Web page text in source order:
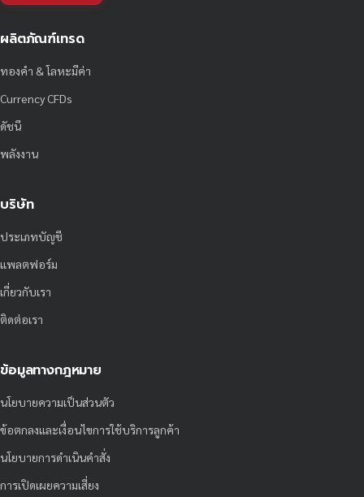
ผลิตภัณฑ์เทรด
ทองคำ & โลหะมีค่า
Currency CFDs
ดัชนี
พลังงาน
บริษัท
ประเภทบัญชี
แพลตฟอร์ม
เกี่ยวกับเรา
ติดต่อเรา
ข้อมูลทางกฎหมาย
นโยบายความเป็นส่วนตัว
ข้อตกลงและเงื่อนไขการใช้บริการลูกค้า
นโยบายการดำเนินคำสั่ง
การเปิดเผยความเสี่ยง